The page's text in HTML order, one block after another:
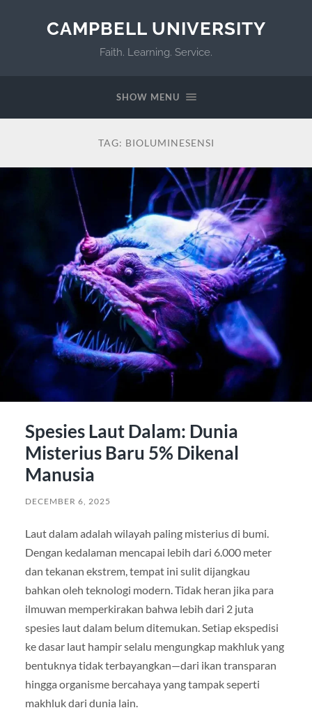
CAMPBELL UNIVERSITY
Faith. Learning. Service.
SHOW MENU
TAG: BIOLUMINESENSI
Spesies Laut Dalam: Dunia
Misterius Baru 5% Dikenal
Manusia
DECEMBER 6, 2025
Laut dalam adalah wilayah paling misterius di bumi.
Dengan kedalaman mencapai lebih dari 6.000 meter
dan tekanan ekstrem, tempat ini sulit dijangkau
bahkan oleh teknologi modern. Tidak heran jika para
ilmuwan memperkirakan bahwa lebih dari 2 juta
spesies laut dalam belum ditemukan. Setiap ekspedisi
ke dasar laut hampir selalu mengungkap makhluk yang
bentuknya tidak terbayangkan—dari ikan transparan
hingga organisme bercahaya yang tampak seperti
makhluk dari dunia lain.